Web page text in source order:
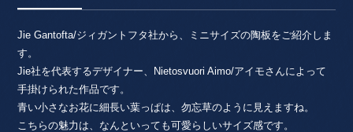
Jie Gantofta/ジィガントフタ社から、ミニサイズの陶板をご紹介しま
す。
Jie社を代表するデザイナー、Nietosvuori Aimo/アイモさんによって
手掛けられた作品です。
青い小さなお花に細長い葉っぱは、勿忘草のように見えますね。
こちらの魅力は、なんといっても可愛らしいサイズ感です。